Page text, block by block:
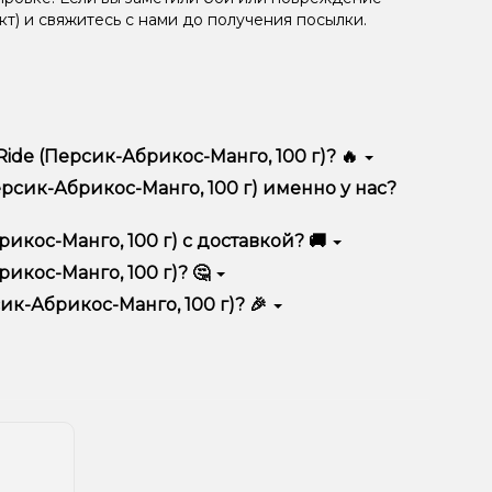
и свяжитесь с нами до получения посылки.
(Персик-Абрикос-Манго, 100 г)? 🔥
высоким качеством, удобством
Абрикос-Манго, 100 г) именно у нас?
выгодные цены и быструю доставку.
Манго, 100 г) с доставкой? 🚚
100 г) в корзину.
Манго, 100 г)? 🤔
учитывайте размер, материал и тип чаши, если
вариант.
Абрикос-Манго, 100 г)? 🎉